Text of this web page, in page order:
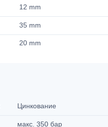
12 mm
35 mm
20 mm
Цинкование
макс. 350 бар